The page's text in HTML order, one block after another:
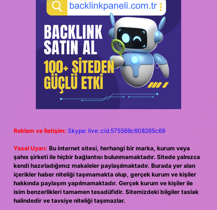
Reklam ve İletişim: Skype: live:.cid.575569c608265c69
Yasal Uyarı: Bu internet sitesi, herhangi bir marka, kurum veya
şahıs şirketi ile hiçbir bağlantısı bulunmamaktadır. Sitede yalnızca
kendi hazırladığımız makaleler paylaşılmaktadır. Burada yer alan
içerikler haber niteliği taşımamakta olup, gerçek kurum ve kişiler
hakkında paylaşım yapılmamaktadır. Gerçek kurum ve kişiler ile
isim benzerlikleri tamamen tesadüfidir. Sitemizdeki bilgiler taslak
halindedir ve tavsiye niteliği taşımazlar.